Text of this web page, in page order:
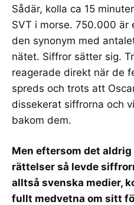
Sådär, kolla ca 15
SVT i morse. 750.000 är
den synonym med
nätet. Siffror sätter sig.
reagerade direkt när de
spreds och trots att
dissekerat siffrorna och
bakom dem.
Men eftersom det
rättelser så levde
alltså svenska medier,
fullt medvetna om sitt